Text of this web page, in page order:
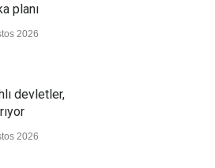
planı
2026
devletler,
2026